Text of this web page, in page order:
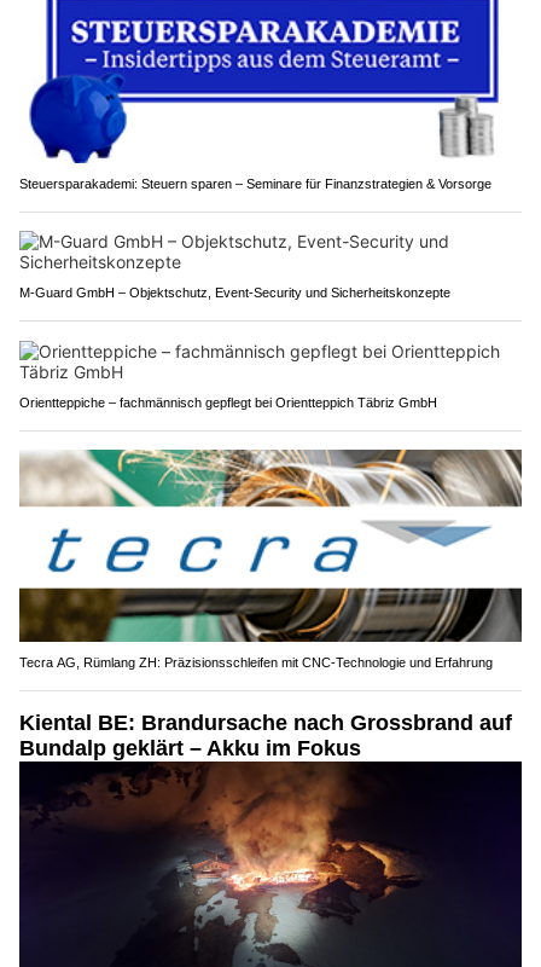
Steuersparakademi: Steuern sparen – Seminare für Finanzstrategien & Vorsorge
M-Guard GmbH – Objektschutz, Event-Security und Sicherheitskonzepte
Orientteppiche – fachmännisch gepflegt bei Orientteppich Täbriz GmbH
Tecra AG, Rümlang ZH: Präzisionsschleifen mit CNC-Technologie und Erfahrung
Kiental BE: Brandursache nach Grossbrand auf
Bundalp geklärt – Akku im Fokus